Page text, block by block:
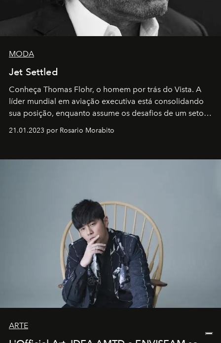
MODA
Jet Settled
Conheça Thomas Flohr, o homem por trás do Vista. A
líder mundial em aviação executiva está consolidando
sua posição, enquanto assume os desafios de um setor
21.01.2023 por Rosario Morabito
ARTE